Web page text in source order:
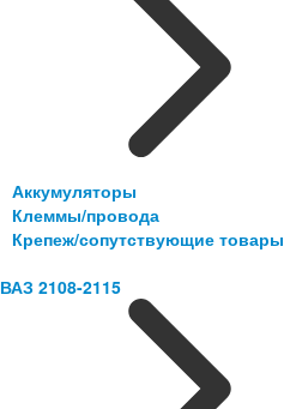
Аккумуляторы
Клеммы/провода
Крепеж/сопутствующие товары
ВАЗ 2108-2115